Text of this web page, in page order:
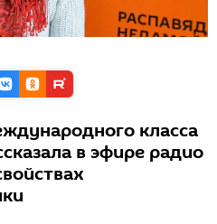
класса
в эфире радио